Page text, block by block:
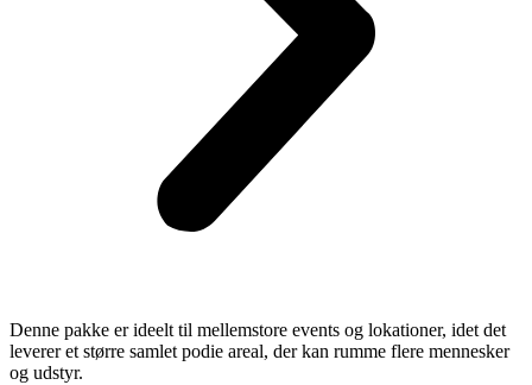
Denne pakke er ideelt til mellemstore events og lokationer, idet det
leverer et større samlet podie areal, der kan rumme flere mennesker
og udstyr.